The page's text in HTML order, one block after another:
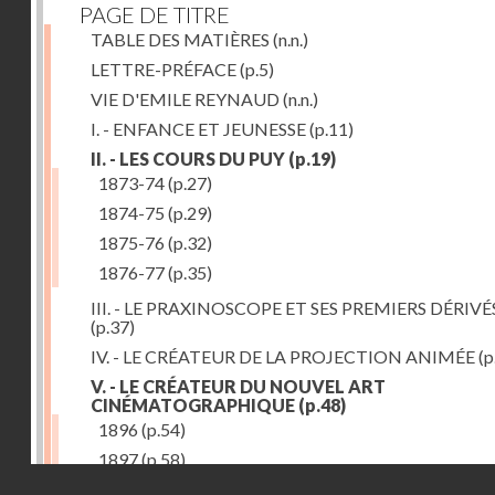
PAGE DE TITRE
TABLE DES MATIÈRES (n.n.)
LETTRE-PRÉFACE(p.5)
VIE D'EMILE REYNAUD (n.n.)
I. - ENFANCE ET JEUNESSE(p.11)
II. - LES COURS DU PUY (p.19)
1873-74(p.27)
1874-75 (p.29)
1875-76 (p.32)
1876-77(p.35)
III. - LE PRAXINOSCOPE ET SES PREMIERS
(p.37)
IV. - LE CRÉATEUR DE LA PROJECTION ANIMÉE
V. - LE CRÉATEUR DU NOUVEL ART
CINÉMATOGRAPHIQUE (p.48)
1896 (p.54)
1897(p.58)